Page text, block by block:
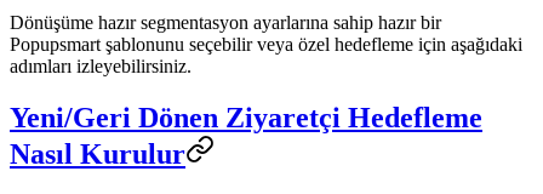
Dönüşüme hazır segmentasyon ayarlarına sahip hazır bir
Popupsmart şablonunu seçebilir veya özel hedefleme için aşağıdaki
adımları izleyebilirsiniz.
Yeni/Geri Dönen Ziyaretçi Hedefleme
Nasıl Kurulur